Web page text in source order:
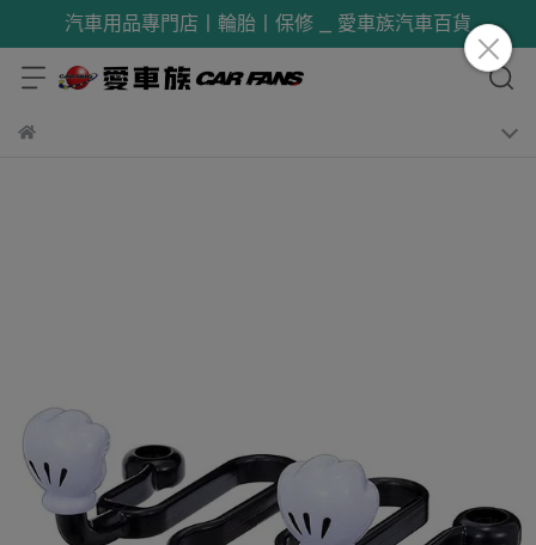
汽車用品專門店丨輪胎丨保修 _ 愛車族汽車百貨